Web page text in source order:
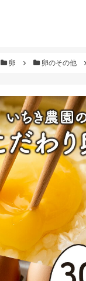
卵 卵のその他